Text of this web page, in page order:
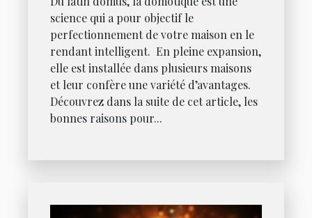
science qui a pour objectif le
perfectionnement de votre maison en le
rendant intelligent. En pleine expansion,
elle est installée dans plusieurs maisons
et leur confère une variété d’avantages.
Découvrez dans la suite de cet article, les
bonnes raisons pour...